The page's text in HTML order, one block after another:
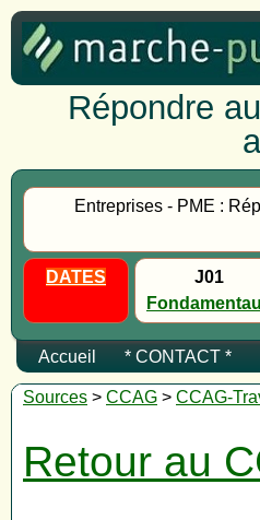
Répondre
Entreprises - PME :
DATES
J01
Accueil * CONTACT *
Sources > CCAG > CCAG-
Retour au